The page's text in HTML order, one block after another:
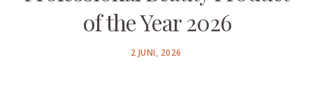
of the Year 2026
POSTED
2 JUNI, 2026